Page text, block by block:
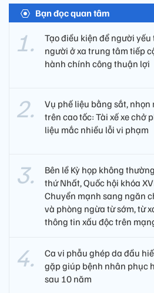
Bạn đọc quan tâm
Tạo điều kiện để người yếu
người ở xa trung tâm tiếp
hành chính công thuận lợi
Vụ phế liệu bằng sắt, nhọn
trên cao tốc: Tài xế xe chở
liệu mắc nhiều lỗi vi phạm
Bên lề Kỳ họp không
thứ Nhất, Quốc hội khóa
Chuyển mạnh sang ngăn
và phòng ngừa từ sớm, từ
thông tin xấu độc trên
Ca vi phẫu ghép da đầu
gặp giúp bệnh nhân phục
sau 10 năm